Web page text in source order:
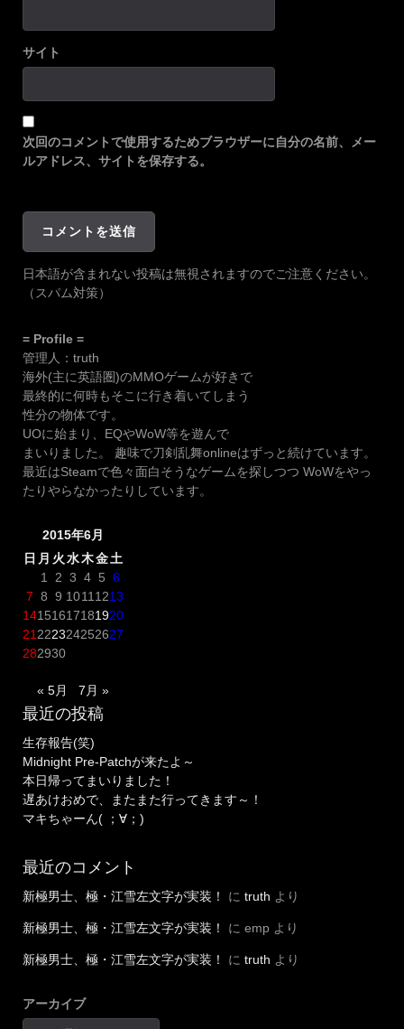
サイト
次回のコメントで使用するためブラウザーに自分の名前、メー
ルアドレス、サイトを保存する。
日本語が含まれない投稿は無視されますのでご注意ください。
（スパム対策）
= Profile =
管理人：truth
海外(主に英語圏)のMMOゲームが好きで
最終的に何時もそこに行き着いてしまう
性分の物体です。
UOに始まり、EQやWoW等を遊んで
まいりました。 趣味で刀剣乱舞onlineはずっと続けています。
最近はSteamで色々面白そうなゲームを探しつつ WoWをやっ
たりやらなかったりしています。
2015年6月
日 月 火水木金土
1 2 3 4 5 6
7 8 9 10111213
14151617181920
21222324252627
282930
« 5月 7月 »
最近の投稿
生存報告(笑)
Midnight Pre-Patchが来たよ～
本日帰ってまいりました！
遅あけおめで、またまた行ってきます～！
マキちゃーん( ；∀；)
最近のコメント
新極男士、極・江雪左文字が実装！ に truth より
新極男士、極・江雪左文字が実装！ に emp より
新極男士、極・江雪左文字が実装！ に truth より
アーカイブ